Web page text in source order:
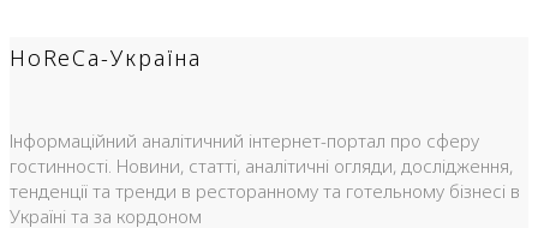
HoReCa-Україна
Інформаційний аналітичний інтернет-портал про сферу
гостинності. Новини, статті, аналітичні огляди, дослідження,
тенденції та тренди в ресторанному та готельному бізнесі в
Україні та за кордоном